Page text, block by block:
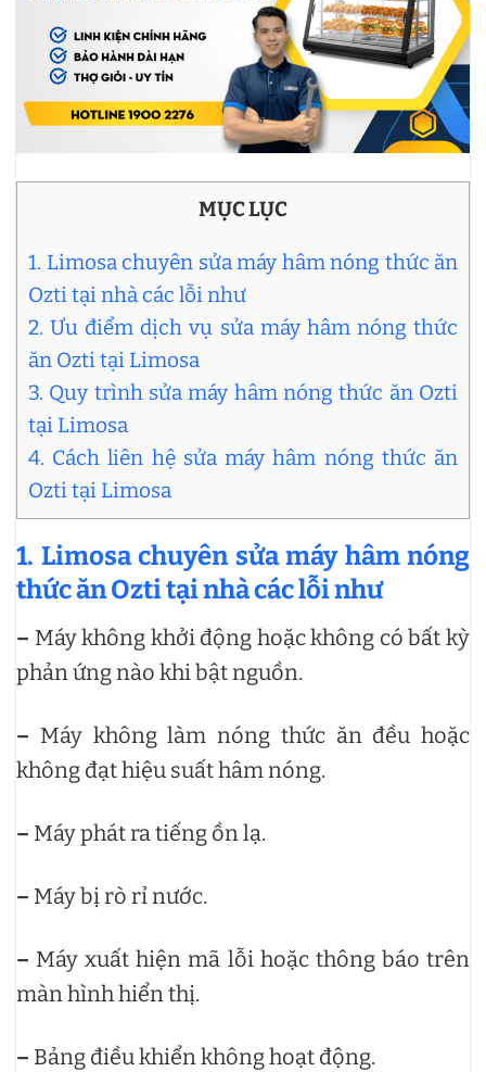
MỤC LỤC
1. Limosa chuyên sửa máy hâm nóng thức ăn
Ozti tại nhà các lỗi như
2. Ưu điểm dịch vụ sửa máy hâm nóng thức
ăn Ozti tại Limosa
3. Quy trình sửa máy hâm nóng thức ăn Ozti
tại Limosa
4. Cách liên hệ sửa máy hâm nóng thức ăn
Ozti tại Limosa
1. Limosa chuyên sửa máy hâm nóng
thức ăn Ozti tại nhà các lỗi như
– Máy không khởi động hoặc không có bất kỳ
phản ứng nào khi bật nguồn.
– Máy không làm nóng thức ăn đều hoặc
không đạt hiệu suất hâm nóng.
– Máy phát ra tiếng ồn lạ.
– Máy bị rò rỉ nước.
– Máy xuất hiện mã lỗi hoặc thông báo trên
màn hình hiển thị.
– Bảng điều khiển không hoạt động.